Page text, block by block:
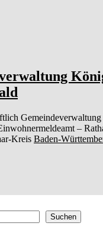
–
Kreis Baden-
Suchen